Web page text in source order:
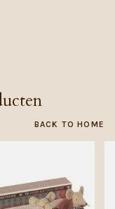
BACK TO HOME